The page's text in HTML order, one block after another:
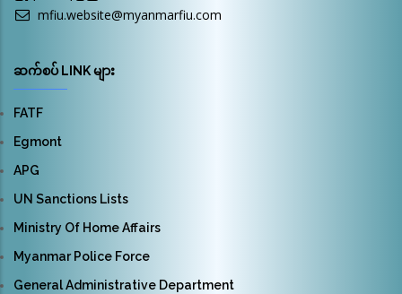
mfiu.website@myanmarfiu.com
ဆက်စပ် LINK များ
FATF
Egmont
APG
UN Sanctions Lists
Ministry Of Home Affairs
Myanmar Police Force
General Administrative Department